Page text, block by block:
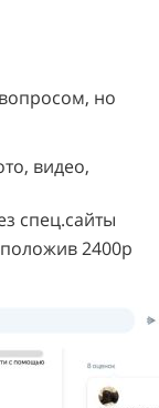
но
видео,
спец.сайты
2400р